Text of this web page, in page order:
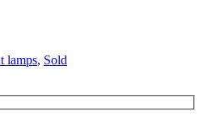
lamps, Sold